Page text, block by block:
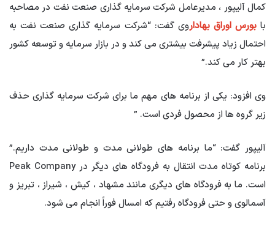
کمال آلیپور ، مدیرعامل شرکت سرمایه گذاری صنعت نفت در مصاحبه
بابورس اوراق بهاداروی گفت: “شرکت سرمایه گذاری صنعت نفت به
احتمال زیاد پیشرفت بیشتری می کند و در بازار سرمایه و توسعه کشور
بهتر کار می کند.”
وی افزود: یکی از برنامه های مهم ما برای شرکت سرمایه گذاری حذف
زیر گروه ها از محصول فردی است. ”
آلیپور گفت: “ما برنامه های طولانی مدت و طولانی مدت داریم.”
برنامه کوتاه مدت انتقال به فرودگاه های دیگر در Peak Company
است. ما به فرودگاه های دیگری مانند مشهاد ، کیش ، شیراز ، تبریز و
آسمالوی و حتی فرودگاه رفتیم که امسال فوراً انجام می شود.